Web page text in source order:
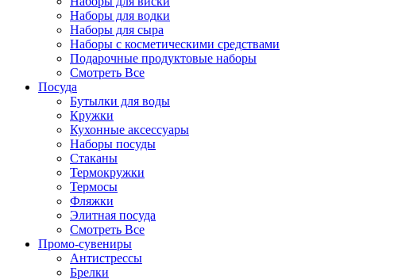
Наборы для водки
Наборы для сыра
Наборы с косметическими средствами
Подарочные продуктовые наборы
Смотреть Все
Посуда
Бутылки для воды
Кружки
Кухонные аксессуары
Наборы посуды
Стаканы
Термокружки
Термосы
Фляжки
Элитная посуда
Смотреть Все
Промо-сувениры
Антистрессы
Брелки